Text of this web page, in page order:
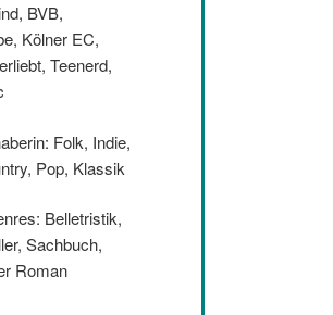
BVB,
Kölner EC,
Teenerd,
Folk, Indie,
Pop, Klassik
Belletristik,
Sachbuch,
Roman